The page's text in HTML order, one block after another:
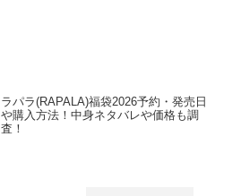
ラパラ(RAPALA)福袋2026予約・発売日
や購入方法！中身ネタバレや価格も調
査！